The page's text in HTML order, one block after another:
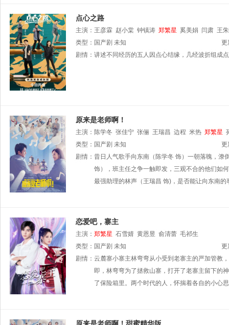
点心之路
主演： 王彦霖 赵小棠 钟镇涛 郑繁星 奚美娟 闫肃 王
类型： 国产剧 未知
更
剧情： 讲述不同经历的五人因点心结缘，几经波折组成
原来是老师啊！
主演： 陈学冬 张佳宁 张俪 王瑞昌 边程 米热 郑繁星
类型： 国产剧 未知
更
剧情： 昔日人气歌手向东南（陈学冬 饰）一朝落魄，潦
饰），班主任之争一触即发，三观不合的他们如
最强助理的林声（王瑞昌 饰)，是否能让向东南
恋爱吧，寨主
主演： 郑繁星 石雪婧 黄恩昱 俞清蕾 毛祁生
类型： 国产剧 未知
更
剧情： 云麓寨小寨主林弯弯从小受到老寨主的严加管教
即，林弯弯为了拯救山寨，打开了老寨主留下的
了保险箱里。两个时代的人，怀揣着各自的小心